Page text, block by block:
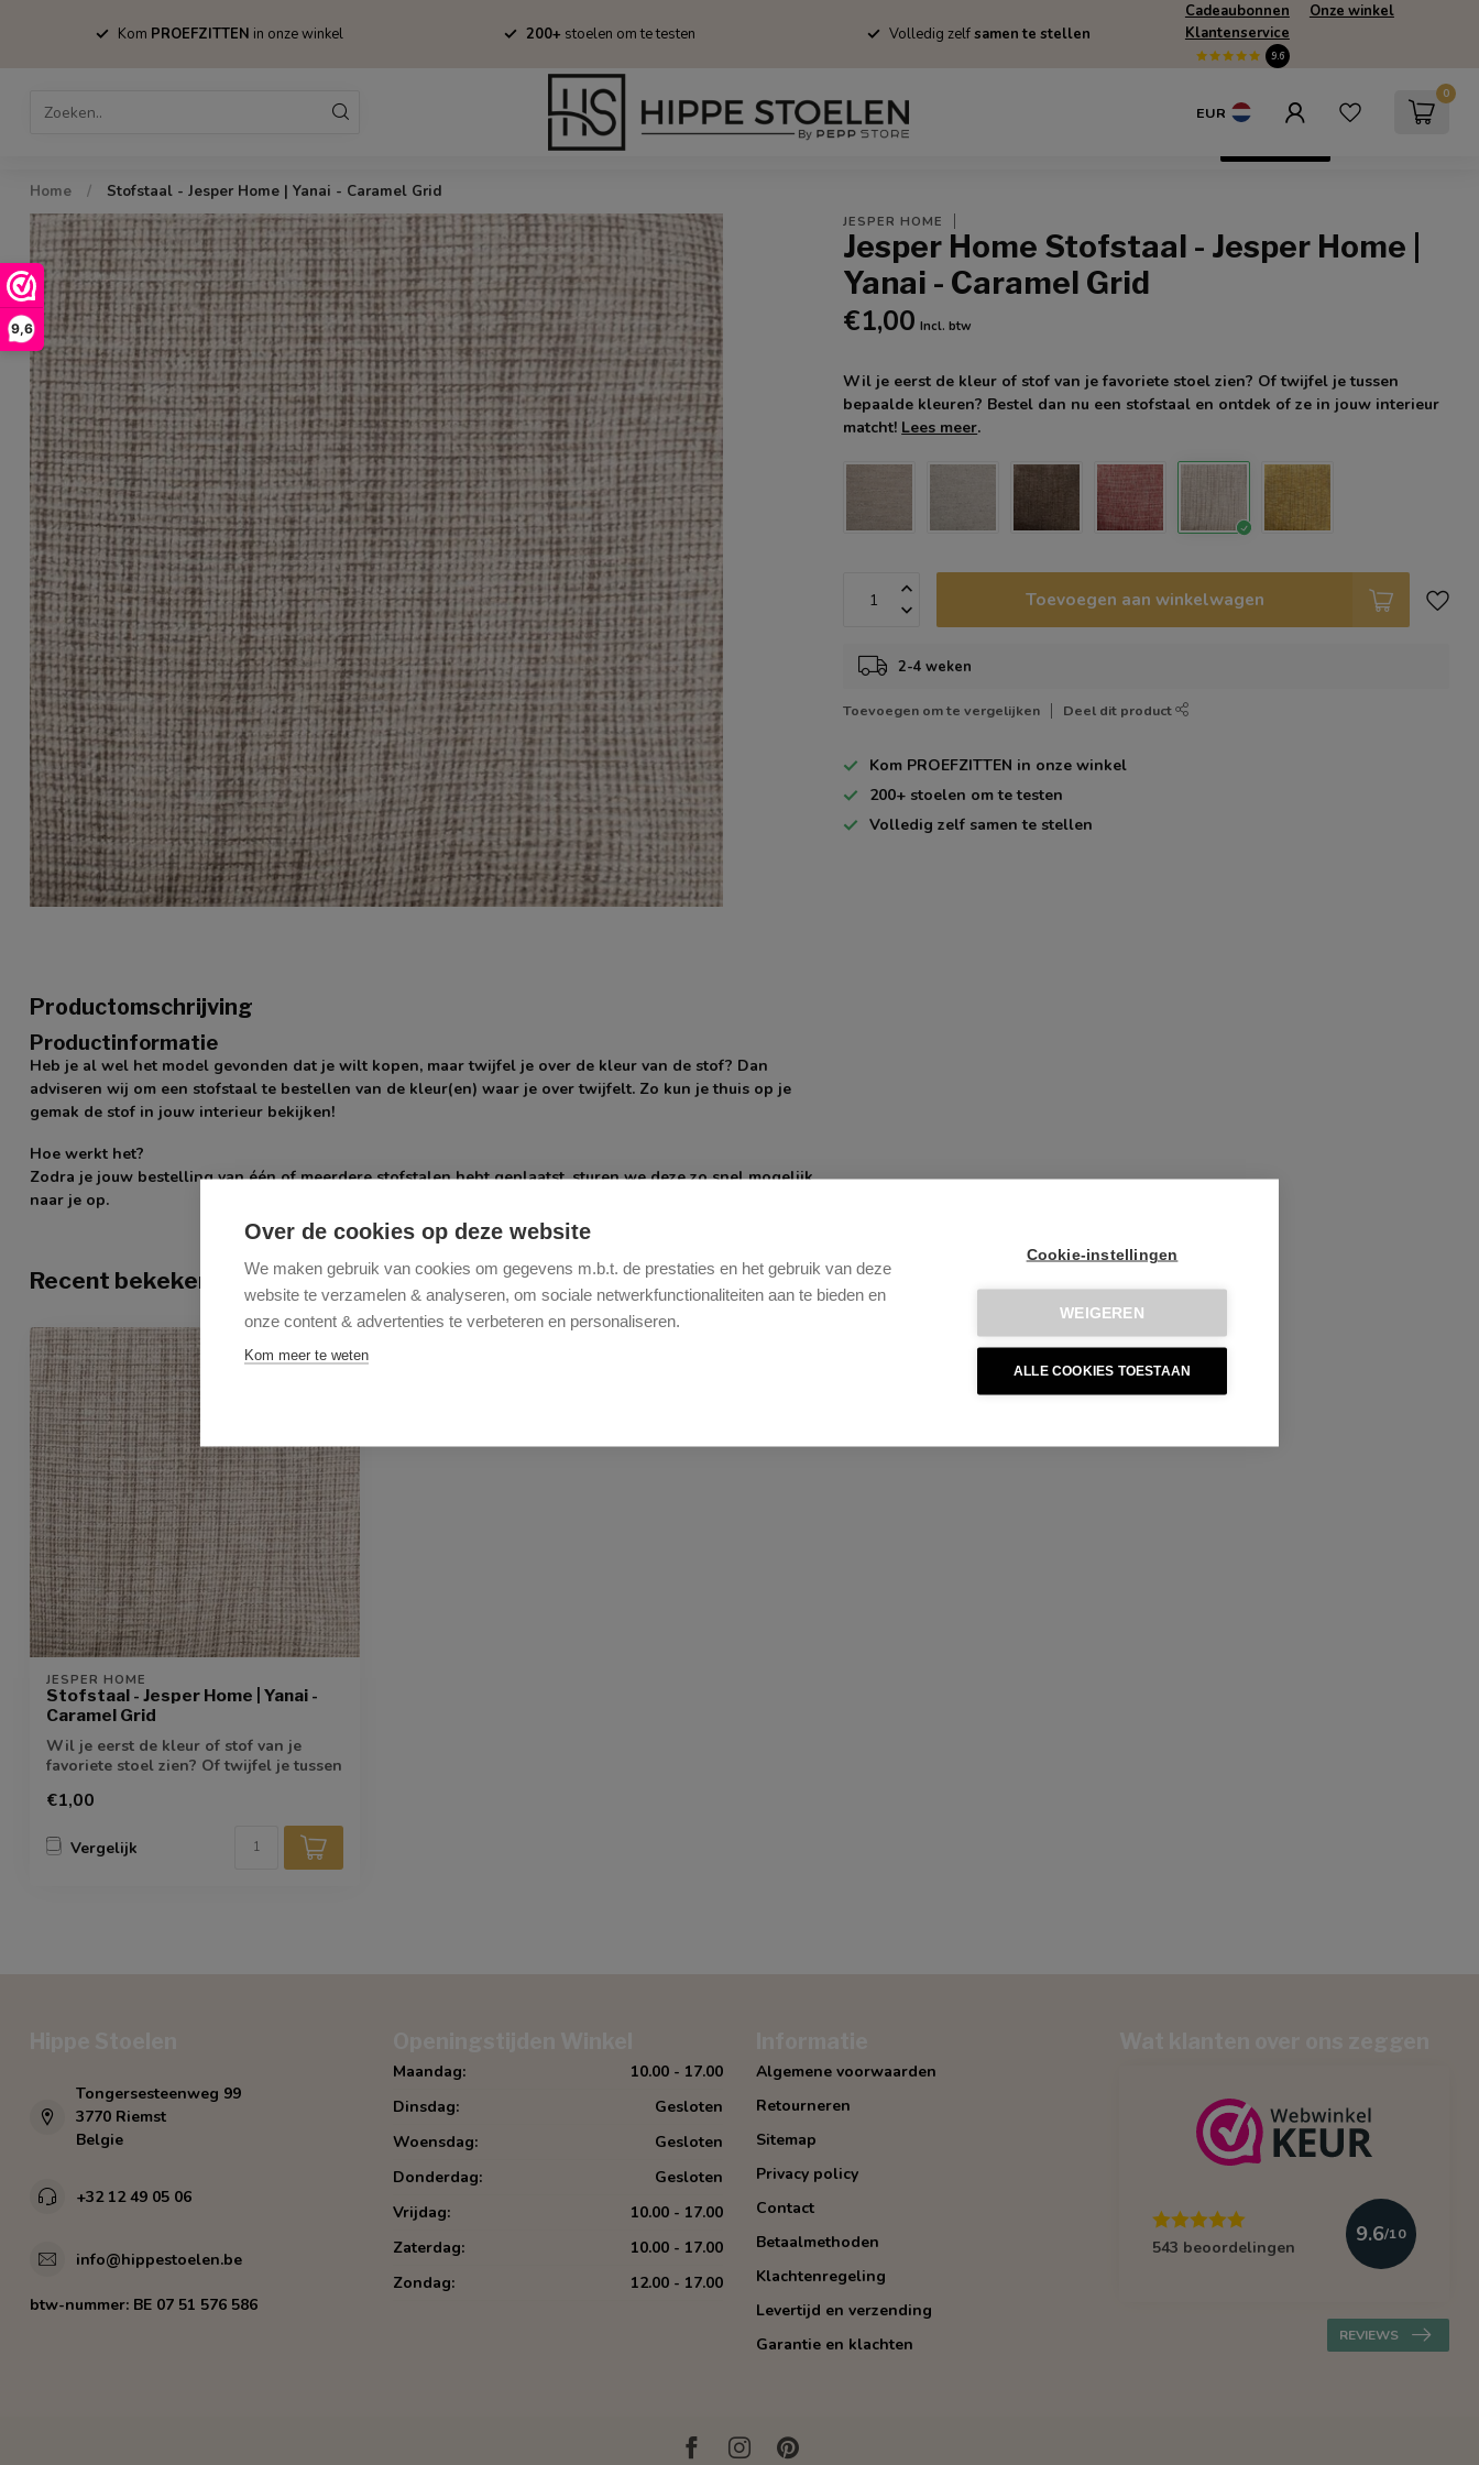
9,6
Over de cookies op deze website
We maken gebruik van cookies om gegevens m.b.t. de prestaties en het gebruik van deze
website te verzamelen & analyseren, om sociale netwerkfunctionaliteiten aan te bieden en
onze content & advertenties te verbeteren en personaliseren.
Kom meer te weten
Cookie-instellingen
WEIGEREN
ALLE COOKIES TOESTAAN
Kom PROEFZITTEN in onze winkel 200+ stoelen om te testen Volledig zelfsamen te stellen
Cadeaubonnen
Onze winkel
Klantenservice
9.6
EUR
0
Barkrukken Fauteuils Stofstalen
Home / Stofstaal - Jesper Home | Yanai - Caramel Grid
JESPER HOME
Jesper Home Stofstaal - Jesper Home |
Yanai - Caramel Grid
€1,00 Incl. btw
Wil je eerst de kleur of stof van je favoriete stoel zien? Of twijfel je tussen
bepaalde kleuren? Bestel dan nu een stofstaal en ontdek of ze in jouw interieur
matcht! Lees meer.
Toevoegen aan winkelwagen
2-4 weken
Toevoegen om te vergelijken Deel dit product
Kom PROEFZITTEN in onze winkel
200+ stoelen om te testen
Volledig zelf samen te stellen
Productomschrijving
Productinformatie
Heb je al wel het model gevonden dat je wilt kopen, maar twijfel je over de kleur van de stof? Dan
adviseren wij om een stofstaal te bestellen van de kleur(en) waar je over twijfelt. Zo kun je thuis op je
gemak de stof in jouw interieur bekijken!
Hoe werkt het?
Zodra je jouw bestelling van één of meerdere stofstalen hebt geplaatst, sturen we deze zo snel mogelijk
naar je op.
Recent bekeken
JESPER HOME
Stofstaal - Jesper Home | Yanai -
Caramel Grid
Wil je eerst de kleur of stof van je
favoriete stoel zien? Of twijfel je tussen
€1,00
Vergelijk
Tongersesteenweg 99
3770 Riemst
Belgie
+32 12 49 05 06
info@hippestoelen.be
btw-nummer: BE 07 51 576 586
Maandag:
10.00 - 17.00
Dinsdag:
Gesloten
Woensdag:
Gesloten
Donderdag:
Gesloten
Vrijdag:
10.00 - 17.00
Zaterdag:
10.00 - 17.00
Zondag:
12.00 - 17.00
Algemene voorwaarden
Retourneren
Sitemap
Privacy policy
Contact
Betaalmethoden
Klachtenregeling
Levertijd en verzending
Garantie en klachten
543 beoordelingen
9.6/10
REVIEWS